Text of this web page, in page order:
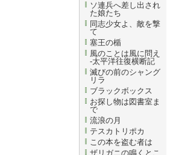
ソ連兵へ差し出され
た娘たち
同志少女よ、敵を撃
て
塞王の楯
風のことは風に問え
-太平洋往復横断記
滅びの前のシャング
リラ
ブラックボックス
お探し物は図書室ま
で
流浪の月
テスカトリポカ
この本を盗む者は
ザリガニの鳴くとこ